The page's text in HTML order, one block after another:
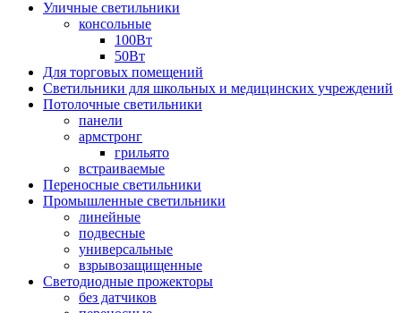
Уличные светильники
консольные
100Вт
50Вт
Для торговых помещений
Светильники для школьных и медицинских учреждений
Потолочные светильники
панели
армстронг
грильято
встраиваемые
Переносные светильники
Промышленные светильники
линейные
подвесные
универсальные
взрывозащищенные
Светодиодные прожекторы
без датчиков